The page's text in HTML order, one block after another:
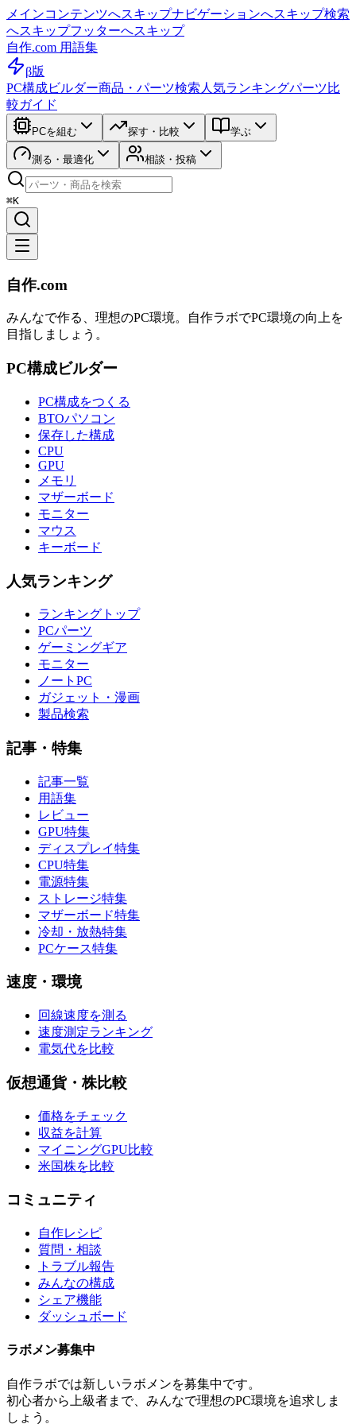
メインコンテンツへスキップナビゲーションへスキップ検索
へスキップフッターへスキップ
自作.com 用語集
β版
PC構成ビルダー商品・パーツ検索 人気ランキングパーツ比
較ガイド
PCを組む 探す・比較 学ぶ
測る・最適化 相談・投稿
⌘K
自作.com
みんなで作る、理想のPC環境。 自作ラボでPC環境の向上を
目指しましょう。
PC構成ビルダー
PC構成をつくる
BTOパソコン
保存した構成
CPU
GPU
メモリ
マザーボード
モニター
マウス
キーボード
人気ランキング
ランキングトップ
PCパーツ
ゲーミングギア
モニター
ノートPC
ガジェット・漫画
製品検索
記事・特集
記事一覧
用語集
レビュー
GPU特集
ディスプレイ特集
CPU特集
電源特集
ストレージ特集
マザーボード特集
冷却・放熱特集
PCケース特集
速度・環境
回線速度を測る
速度測定ランキング
電気代を比較
仮想通貨・株比較
価格をチェック
収益を計算
マイニングGPU比較
米国株を比較
コミュニティ
自作レシピ
質問・相談
トラブル報告
みんなの構成
シェア機能
ダッシュボード
ラボメン募集中
自作ラボでは新しいラボメンを募集中です。
初心者から上級者まで、みんなで理想のPC環境を追求しま
しょう。